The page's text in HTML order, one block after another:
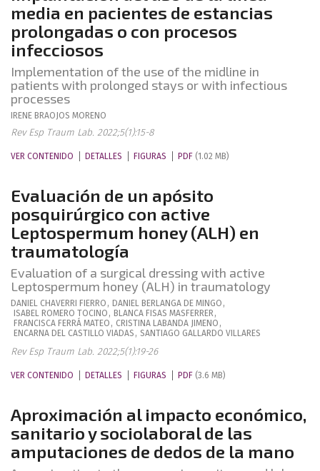
media en pacientes de estancias
prolongadas o con procesos
infecciosos
Implementation of the use of the midline in
patients with prolonged stays or with infectious
processes
IRENE BRAOJOS MORENO
Rev Esp Traum Lab. 2022;5(1):15-8
VER CONTENIDO DETALLES FIGURAS PDF (1.02 MB)
Evaluación de un apósito
posquirúrgico con active
Leptospermum honey (ALH) en
traumatología
Evaluation of a surgical dressing with active
Leptospermum honey (ALH) in traumatology
DANIEL CHAVERRI FIERRO , DANIEL BERLANGA DE MINGO ,
ISABEL ROMERO TOCINO , BLANCA FISAS MASFERRER,
FRANCISCA FERRÁ MATEO , CRISTINA LABANDA JIMENO ,
ENCARNA DEL CASTILLO VIADAS , SANTIAGO GALLARDO VILLARES
Rev Esp Traum Lab. 2022;5(1):19-26
VER CONTENIDO DETALLES FIGURAS PDF (3.6 MB)
Aproximación al impacto económico,
sanitario y sociolaboral de las
amputaciones de dedos de la mano